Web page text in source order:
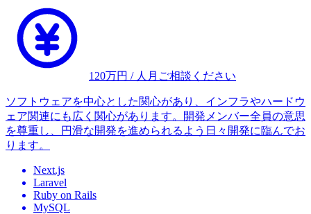
120万円 / 人月 ご相談ください
ソフトウェアを中心とした関心があり、インフラやハードウ
ェア関連にも広く関心があります。開発メンバー全員の意思
を尊重し、円滑な開発を進められるよう日々開発に臨んでお
ります。
Next.js
Laravel
Ruby on Rails
MySQL